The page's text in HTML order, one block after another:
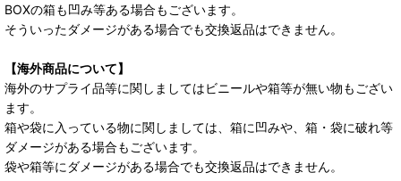
BOXの箱も凹み等ある場合もございます。
そういったダメージがある場合でも交換返品はできません。
【海外商品について】
海外のサプライ品等に関しましてはビニールや箱等が無い物もござい
ます。
箱や袋に入っている物に関しましては、箱に凹みや、箱・袋に破れ等
ダメージがある場合もございます。
袋や箱等にダメージがある場合でも交換返品はできません。